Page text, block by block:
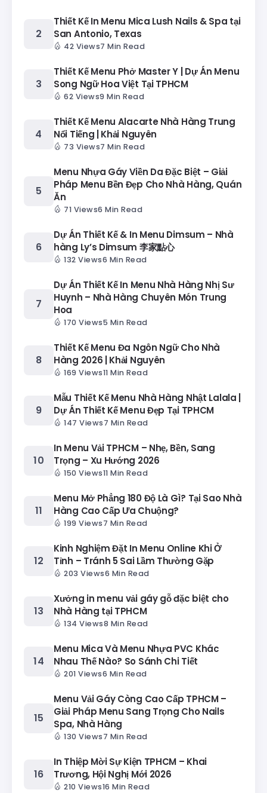
Thiết Kế In Menu Mica Lush Nails & Spa tại
San Antonio, Texas
42 Views7 Min Read
Thiết Kế Menu Phở Master Y | Dự Án Menu
Song Ngữ Hoa Việt Tại TPHCM
62 Views9 Min Read
Thiết Kế Menu Alacarte Nhà Hàng Trung
Nổi Tiếng | Khải Nguyên
73 Views7 Min Read
Menu Nhựa Gáy Viền Da Đặc Biệt – Giải
Pháp Menu Bền Đẹp Cho Nhà Hàng, Quán
Ăn
71 Views6 Min Read
Dự Án Thiết Kế & In Menu Dimsum – Nhà
hàng Ly’s Dimsum 李家點心
132 Views6 Min Read
Dự Án Thiết Kế In Menu Nhà Hàng Nhị Sư
Huynh – Nhà Hàng Chuyên Món Trung
Hoa
170 Views5 Min Read
Thiết Kế Menu Đa Ngôn Ngữ Cho Nhà
Hàng 2026 | Khải Nguyên
169 Views11 Min Read
Mẫu Thiết Kế Menu Nhà Hàng Nhật Lalala |
Dự Án Thiết Kế Menu Đẹp Tại TPHCM
147 Views7 Min Read
In Menu Vải TPHCM – Nhẹ, Bền, Sang
Trọng – Xu Hướng 2026
150 Views11 Min Read
Menu Mở Phẳng 180 Độ Là Gì? Tại Sao Nhà
Hàng Cao Cấp Ưa Chuộng?
199 Views7 Min Read
Kinh Nghiệm Đặt In Menu Online Khi Ở
Tỉnh – Tránh 5 Sai Lầm Thường Gặp
203 Views6 Min Read
Xưởng in menu vải gáy gỗ đặc biệt cho
Nhà Hàng tại TPHCM
134 Views8 Min Read
Menu Mica Và Menu Nhựa PVC Khác
Nhau Thế Nào? So Sánh Chi Tiết
201 Views6 Min Read
Menu Vải Gáy Còng Cao Cấp TPHCM –
Giải Pháp Menu Sang Trọng Cho Nails
Spa, Nhà Hàng
130 Views7 Min Read
In Thiệp Mời Sự Kiện TPHCM – Khai
Trương, Hội Nghị Mới 2026
210 Views16 Min Read